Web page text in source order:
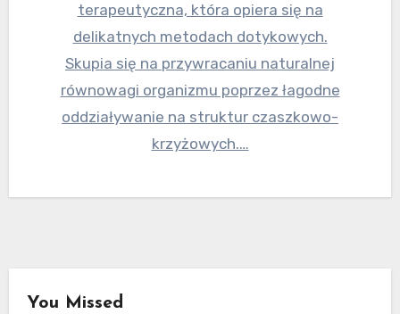
terapeutyczna, która opiera się na
delikatnych metodach dotykowych.
Skupia się na przywracaniu naturalnej
równowagi organizmu poprzez łagodne
oddziaływanie na struktur czaszkowo-
krzyżowych.…
You Missed